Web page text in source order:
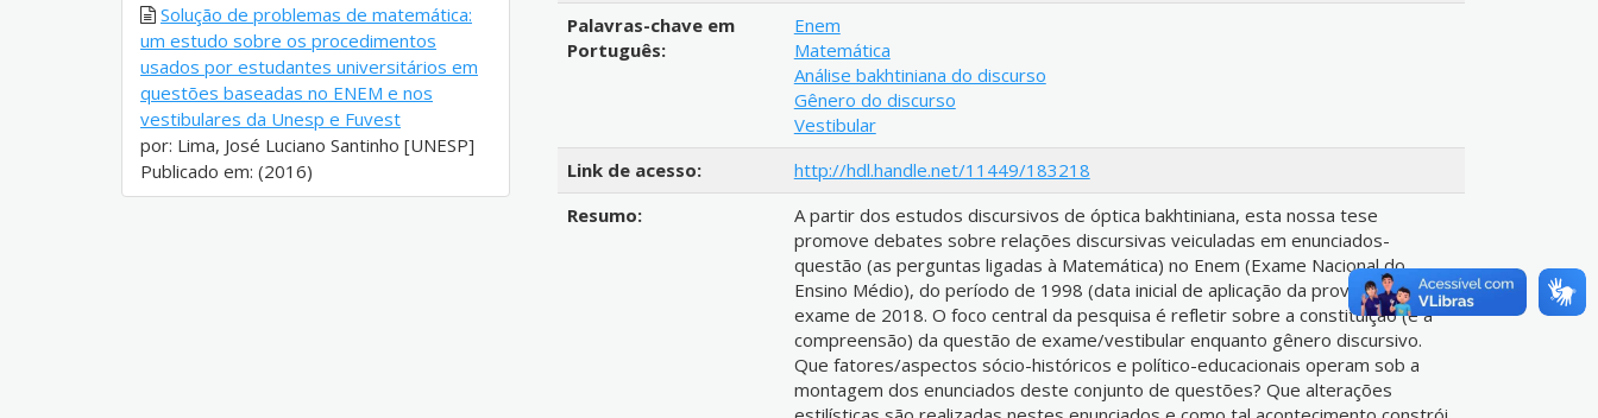
Palavras-chave em
Português:
Enem
Matemática
Análise bakhtiniana do discurso
Gênero do discurso
Vestibular
Link de acesso:
http://hdl.handle.net/11449/183218
Resumo:
A partir dos estudos discursivos de óptica bakhtiniana, esta nossa tese
promove debates sobre relações discursivas veiculadas em enunciados-
questão (as perguntas ligadas à Matemática) no Enem (Exame Nacional do
Ensino Médio), do período de 1998 (data inicial de aplicação da prova) até o
exame de 2018. O foco central da pesquisa é refletir sobre a constituição (e a
compreensão) da questão de exame/vestibular enquanto gênero discursivo.
Que fatores/aspectos sócio-históricos e político-educacionais operam sob a
montagem dos enunciados deste conjunto de questões? Que alterações
Solução de problemas de matemática:
um estudo sobre os procedimentos
usados por estudantes universitários em
questões baseadas no ENEM e nos
vestibulares da Unesp e Fuvest
por: Lima, José Luciano Santinho [UNESP]
Publicado em: (2016)